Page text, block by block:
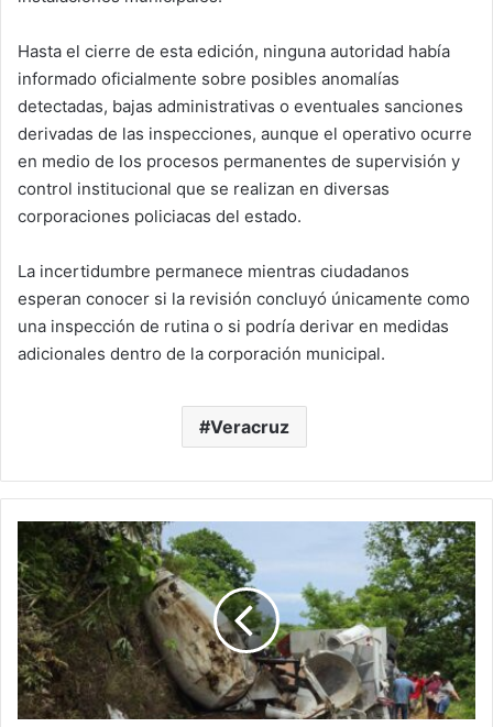
Hasta el cierre de esta edición, ninguna autoridad había
informado oficialmente sobre posibles anomalías
detectadas, bajas administrativas o eventuales sanciones
derivadas de las inspecciones, aunque el operativo ocurre
en medio de los procesos permanentes de supervisión y
control institucional que se realizan en diversas
corporaciones policiacas del estado.
La incertidumbre permanece mientras ciudadanos
esperan conocer si la revisión concluyó únicamente como
una inspección de rutina o si podría derivar en medidas
adicionales dentro de la corporación municipal.
Veracruz
Tragedia
en
la
sierra-
costa:
volcadura
de
revolvedora
cobra